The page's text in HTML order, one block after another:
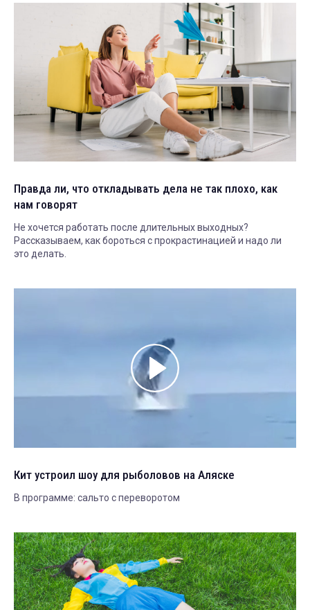
Правда ли, что откладывать дела не так плохо, как
нам говорят
Не хочется работать после длительных выходных?
Рассказываем, как бороться с прокрастинацией и надо ли
это делать.
Кит устроил шоу для рыболовов на Аляске
В программе: сальто с переворотом